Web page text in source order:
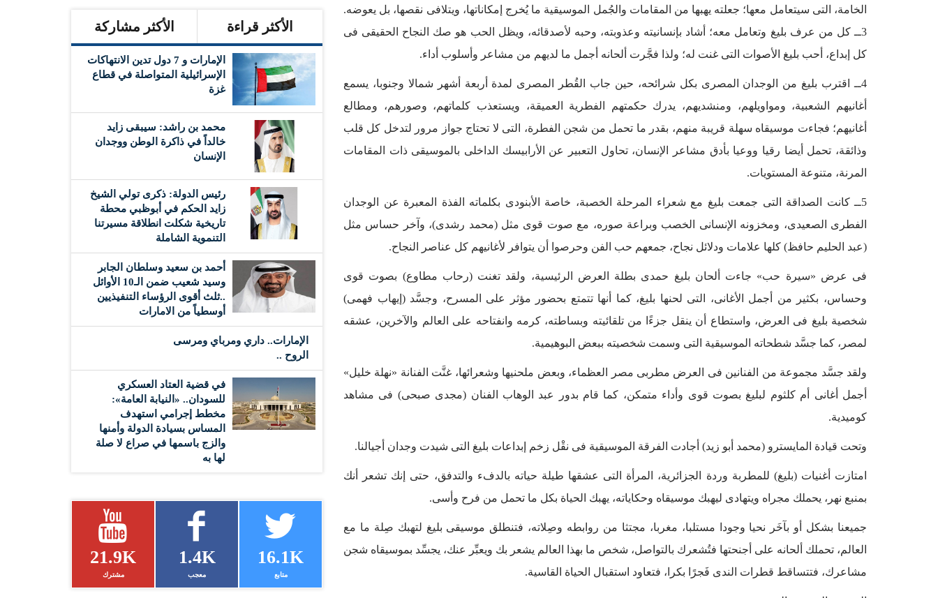
الخامة، التى سيتعامل معها؛ جعلته يهبها من المقامات والجُمل الموسيقية ما يُخرج إمكاناتها، ويتلافى نقصها، بل يعوضه.
3ــ كل من عرف بليغ وتعامل معه؛ أشاد بإنسانيته وعذوبته، وحبه لأصدقائه، ويظل الحب هو صك النجاح الحقيقى فى
كل إبداع، أحب بليغ الأصوات التى غنت له؛ ولذا فجَّرت ألحانه أجمل ما لديهم من مشاعر وأسلوب أداء.
4ــ اقترب بليغ من الوجدان المصرى بكل شرائحه، حين جاب القُطر المصرى لمدة أربعة أشهر شمالا وجنوبا، يسمع
أغانيهم الشعبية، ومواويلهم، ومنشديهم، يدرك حكمتهم الفطرية العميقة، ويستعذب كلماتهم، وصورهم، ومطالع
أغانيهم؛ فجاءت موسيقاه سهلة قريبة منهم، بقدر ما تحمل من شجن الفطرة، التى لا تحتاج جواز مرور لتدخل كل قلب
وذائقة، تحمل أيضا رقيا ووعيا بأدق مشاعر الإنسان، تحاول التعبير عن الأرابيسك الداخلى بالموسيقى ذات المقامات
المرنة، متنوعة المستويات.
5ــ كانت الصداقة التى جمعت بليغ مع شعراء المرحلة الخصبة، خاصة الأبنودى بكلماته الفذة المعبرة عن الوجدان
الفطرى الصعيدى، ومخزونه الإنسانى الخصب وبراعة صوره، مع صوت قوى مثل (محمد رشدى)، وآخر حساس مثل
(عبد الحليم حافظ) كلها علامات ودلائل نجاح، جمعهم حب الفن وحرصوا أن يتوافر لأغانيهم كل عناصر النجاح.
فى عرض «سيرة حب» جاءت ألحان بليغ حمدى بطلة العرض الرئيسية، ولقد تغنت (رحاب مطاوع) بصوت قوى
وحساس، بكثير من أجمل الأغانى، التى لحنها بليغ، كما أنها تتمتع بحضور مؤثر على المسرح، وجسَّد (إيهاب فهمى)
شخصية بليغ فى العرض، واستطاع أن ينقل جزءًا من تلقائيته وبساطته، كرمه وانفتاحه على العالم والآخرين، عشقه
لمصر، كما جسَّد شطحاته الموسيقية التى وسمت شخصيته ببعض البوهيمية.
ولقد جسَّد مجموعة من الفنانين فى العرض مطربى مصر العظماء، وبعض ملحنيها وشعرائها، غنَّت الفنانة «نهلة خليل»
أجمل أغانى أم كلثوم لبليغ بصوت قوى وأداء متمكن، كما قام بدور عبد الوهاب الفنان (مجدى صبحى) فى مشاهد
كوميدية.
وتحت قيادة المايسترو (محمد أبو زيد) أجادت الفرقة الموسيقية فى نقْل زخم إبداعات بليغ التى شيدت وجدان أجيالنا.
امتازت أغنيات (بليغ) للمطربة وردة الجزائرية، المرأة التى عشقها طيلة حياته بالدفء والتدفق، حتى إنك تشعر أنك
بمنبع نهر، يحملك مجراه ويتهادى ليهبك موسيقاه وحكاياته، يهبك الحياة بكل ما تحمل من فرح وأسى.
جميعنا بشكل أو بآخَر نحيا وجودا مستلبا، مغربا، مجتثا من روابطه وصِلاته، فتنطلق موسيقى بليغ لتهبك صِلة ما مع
العالم، تحملك ألحانه على أجنحتها فتُشعرك بالتواصل، شخص ما بهذا العالم يشعر بك ويعبِّر عنك، يجسِّد بموسيقاه شجن
مشاعرك، فتتساقط قطرات الندى فَجرًا بكرا، فتعاود استقبال الحياة القاسية.
الأكثر قراءة الأكثر مشاركة
الإمارات و 7 دول تدين الانتهاكات
الإسرائيلية المتواصلة في قطاع
غزة
محمد بن راشد: سيبقى زايد
خالداً في ذاكرة الوطن ووجدان
الإنسان
رئيس الدولة: ذكرى تولي الشيخ
زايد الحكم في أبوظبي محطة
تاريخية شكلت انطلاقة مسيرتنا
التنموية الشاملة
أحمد بن سعيد وسلطان الجابر
وسيد شعيب ضمن الـ10 الأوائل
..ثلث أقوى الرؤساء التنفيذيين
أوسطياً من الامارات
الإمارات.. داري ومرباي ومرسى
الروح ..
في قضية العتاد العسكري
للسودان.. «النيابة العامة»:
مخطط إجرامي استهدف
المساس بسيادة الدولة وأمنها
والزج باسمها في صراع لا صلة
لها به
21.9K
مشترك
1.4K
معجب
16.1K
متابع